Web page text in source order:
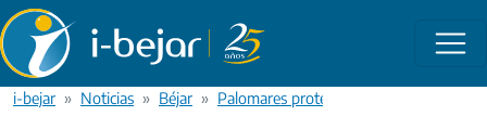
Pasar al contenido principal
i-bejar Noticias Béjar Palomares protesta con pintadas por el